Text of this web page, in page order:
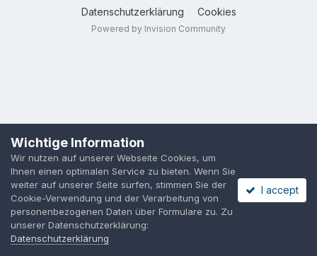
Datenschutzerklärung Cookies
Powered by Invision Community
Wichtige Information
Wir nutzen auf unserer Webseite Cookies, um
Ihnen einen optimalen Service zu bieten. Wenn Sie
weiter auf unserer Seite surfen, stimmen Sie der
Cookie-Verwendung und der Verarbeitung von
personenbezogenen Daten über Formulare zu. Zu
unserer Datenschutzerklärung:
Datenschutzerklärung
I accept